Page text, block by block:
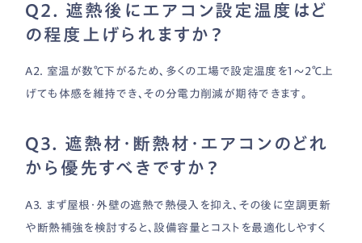
Q2. 遮熱後にエアコン設定温度はど
の程度上げられますか？
A2. 室温が数℃下がるため、多くの工場で設定温度を1〜2℃上
げても体感を維持でき、その分電力削減が期待できます。
Q3. 遮熱材・断熱材・エアコンのどれ
から優先すべきですか？
A3. まず屋根・外壁の遮熱で熱侵入を抑え、その後に空調更新
や断熱補強を検討すると、設備容量とコストを最適化しやすく